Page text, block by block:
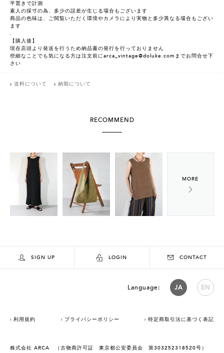
平置きで計測
素人の採寸の為、多少の誤差が生じる場合もございます
商品の色味は、ご閲覧いただく環境やカメラにより実物と多少異なる場合もござい
ます
.
【購入後】
現在店頭より発送を行うため納品書の発行を行っておりません
些細なことでも気になる方は注文前にarca_vintage@doluke.comまでお問合せ下
さい
送料について 納期について
RECOMMEND
SIGN UP LOGIN CONTACT
Language: JA EN
利用規約 プライバシーポリシー 特定商取引法に基づく表記
株式会社 ARCA （古物商許可証 東京都公安委員会 第303252318520号）